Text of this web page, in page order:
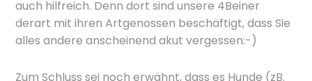
auch hilfreich. Denn dort sind unsere 4Beiner
derart mit ihren Artgenossen beschäftigt, dass Sie
alles andere anscheinend akut vergessen:-)
Zum Schluss sei noch erwähnt, dass es Hunde (zB.